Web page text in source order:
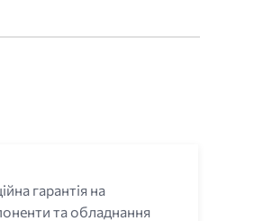
гарантія на
та обладнання